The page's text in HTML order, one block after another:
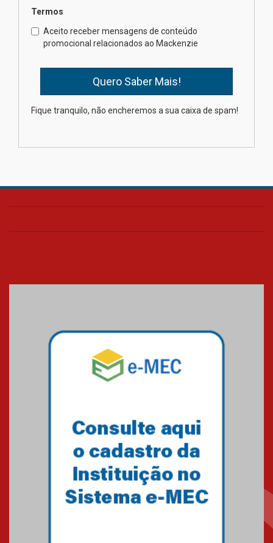
Brasília prepara seus
estudantes para o PAS antes
mesmo do Ensino Médio
na educação dos filhos além da
Termos
Aceito receber mensagens de conteúdo
promocional relacionados ao Mackenzie
Fique tranquilo, não encheremos a sua caixa de spam!